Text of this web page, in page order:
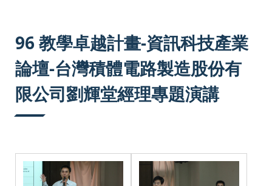
96 教學卓越計畫-資訊科技產業
論壇-台灣積體電路製造股份有
限公司劉輝堂經理專題演講